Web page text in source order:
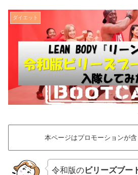
ダイエット
本ページはプロモーションが含
令和版のビリーズブー